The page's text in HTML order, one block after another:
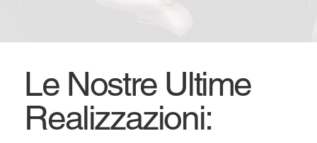
Le Nostre Ultime
Realizzazioni: